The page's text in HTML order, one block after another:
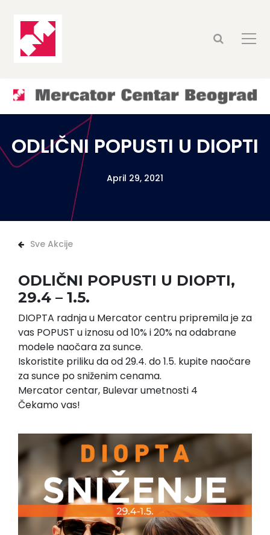
ODLIČNI POPUSTI U DIOPTI
April 29, 2021
Sve Akcije
ODLIČNI POPUSTI U DIOPTI,
29.4 – 1.5.
DIOPTA radnja u Mercator centru pripremila je za
vas POPUST u iznosu od 10% i 20% na odabrane
modele naočara za sunce.
Iskoristite priliku da od 29.4. do 1.5. kupite naočare
za sunce po sniženim cenama.
Mercator centar, Bulevar umetnosti 4
Čekamo vas!